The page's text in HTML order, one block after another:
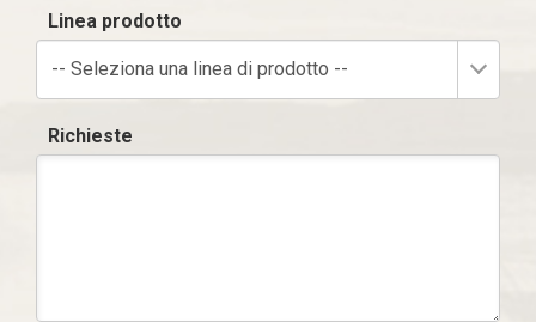
Linea prodotto
-- Seleziona una linea di prodotto --
Richieste